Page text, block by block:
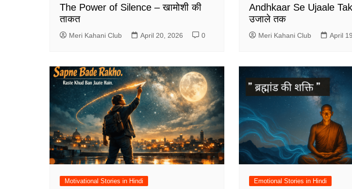
The Power of Silence – खामोशी की
ताकत
Meri Kahani Club April 20, 2026 0
Andhkaar Se Ujaale
उजाले तक
Meri Kahani Club April
Motivational Stories in Hindi
Emotional Stories in Hindi